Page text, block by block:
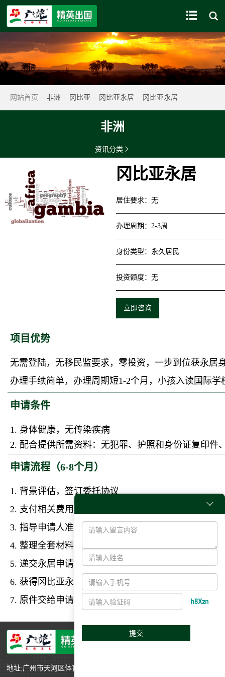
 
网站首页 - 非洲 - 冈比亚 - 冈比亚永居 - 冈比亚永居
非洲
资讯分类 
冈比亚永居
居住要求： 无
办理周期 ： 2-3周
身份类型 ： 永久居民
投资额度： 无
立即咨询
项目优势
无需登陆，无移民监要求，零投资，一步到位获永居
办理手续简单，办理周期短1-2个月，小孩入读国际学
申请条件
1. 身体健康，无传染疾病
2. 配合提供所需资料：无犯罪、护照和身份证复印件
申请流程（6-8个月）
1. 背景评估，签订委托协议
2. 支付相关费用
3. 指导申请人准备文件
4. 整理全套材料
5. 递交永居申请
6. 获得冈比亚永 居卡、免签确认信
7. 原件交给申请人
地址:广州市天河区体育西路191号中石化大厦B塔13层

提交